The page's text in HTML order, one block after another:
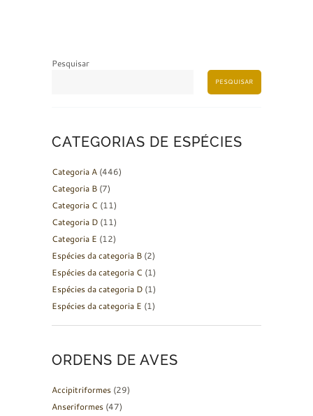
Pesquisar
PESQUISAR
CATEGORIAS DE ESPÉCIES
Categoria A (446)
Categoria B (7)
Categoria C (11)
Categoria D (11)
Categoria E (12)
Espécies da categoria B (2)
Espécies da categoria C (1)
Espécies da categoria D (1)
Espécies da categoria E (1)
ORDENS DE AVES
Accipitriformes (29)
Anseriformes (47)